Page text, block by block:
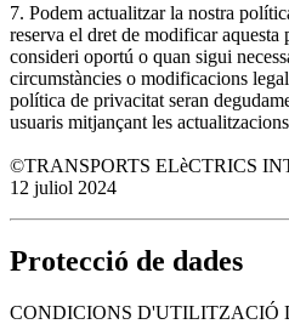
7. Podem actualitzar la nostra
reserva el dret de modificar
consideri oportú o quan sigui
circumstàncies o modificacions
política de privacitat seran
usuaris mitjançant les
©TRANSPORTS ELèCTRICS
12 juliol 2024
Protecció de dades
CONDICIONS D'UTILITZACIÓ